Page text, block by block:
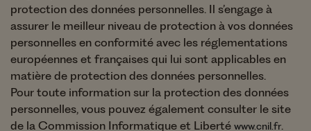
protection des données personnelles. Il s’engage à
assurer le meilleur niveau de protection à vos données
personnelles en conformité avec les réglementations
européennes et françaises qui lui sont applicables en
matière de protection des données personnelles.
Pour toute information sur la protection des données
personnelles, vous pouvez également consulter le site
de la Commission Informatique et Liberté www.cnil.fr.